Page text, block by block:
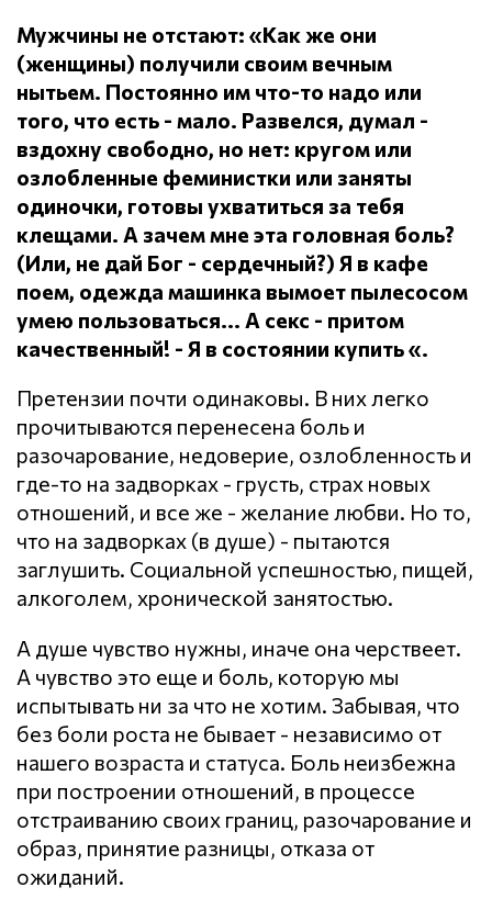
Мужчины не отстают: «Как же они
(женщины) получили своим вечным
нытьем. Постоянно им что-то надо или
того, что есть - мало. Развелся, думал -
вздохну свободно, но нет: кругом или
озлобленные феминистки или заняты
одиночки, готовы ухватиться за тебя
клещами. А зачем мне эта головная боль?
(Или, не дай Бог - сердечный?) Я в кафе
поем, одежда машинка вымоет пылесосом
умею пользоваться... А секс - притом
качественный! - Я в состоянии купить «.
Претензии почти одинаковы. В них легко
прочитываются перенесена боль и
разочарование, недоверие, озлобленность и
где-то на задворках - грусть, страх новых
отношений, и все же - желание любви. Но то,
что на задворках (в душе) - пытаются
заглушить. Социальной успешностью, пищей,
алкоголем, хронической занятостью.
А душе чувство нужны, иначе она черствеет.
А чувство это еще и боль, которую мы
испытывать ни за что не хотим. Забывая, что
без боли роста не бывает - независимо от
нашего возраста и статуса. Боль неизбежна
при построении отношений, в процессе
отстраиванию своих границ, разочарование и
образ, принятие разницы, отказа от
ожиданий.